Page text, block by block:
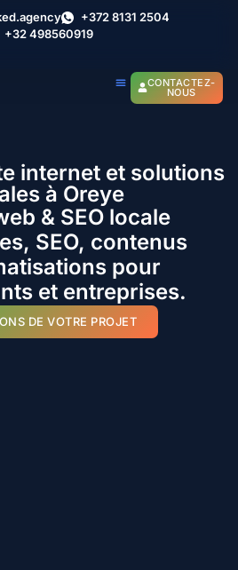
+372 8131 2504
+32 498560919
CONTACTEZ-
NOUS
internet et solutions
à Oreye
& SEO locale
SEO, contenus
pour
et entreprises.
DE VOTRE PROJET